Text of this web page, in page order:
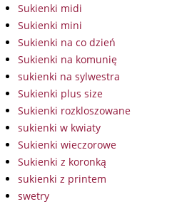
Sukienki midi
Sukienki mini
Sukienki na co dzień
Sukienki na komunię
sukienki na sylwestra
Sukienki plus size
Sukienki rozkloszowane
sukienki w kwiaty
Sukienki wieczorowe
Sukienki z koronką
sukienki z printem
swetry